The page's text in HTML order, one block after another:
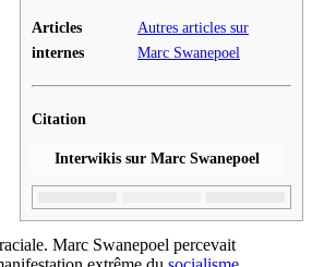
Articles
internes
Autres articles sur
Marc Swanepoel
Citation
Interwikis sur Marc Swanepoel
Marc Swanepoel percevait